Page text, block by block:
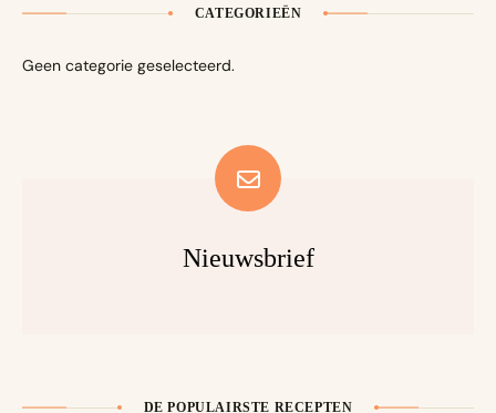
CATEGORIEËN
Geen categorie geselecteerd.
Nieuwsbrief
DE POPULAIRSTE RECEPTEN